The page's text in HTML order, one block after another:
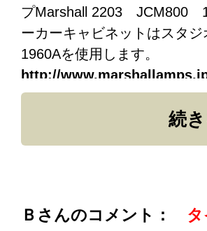
プMarshall 2203 JCM800
ーカーキャビネットはスタ
1960Aを使用します。
http://
スピーカーケーブルもそこ
が、今後持参しようかと考
のかたもそうだと思います
続
Ｂさんのコメント：